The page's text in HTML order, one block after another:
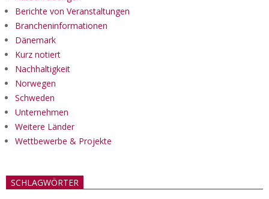
Berichte von Veranstaltungen
Brancheninformationen
Dänemark
Kurz notiert
Nachhaltigkeit
Norwegen
Schweden
Unternehmen
Weitere Länder
Wettbewerbe & Projekte
SCHLAGWÖRTER